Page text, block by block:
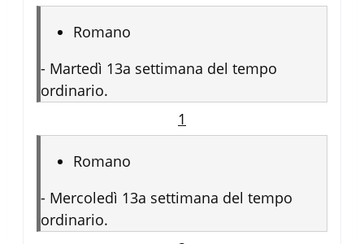
Romano
- Martedì 13a settimana del tempo
ordinario.
1
Romano
- Mercoledì 13a settimana del tempo
ordinario.